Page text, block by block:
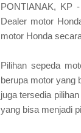
PONTIANAK, KP
Dealer motor
motor Honda
Pilihan sepeda
berupa motor yang
juga tersedia
yang bisa menjadi